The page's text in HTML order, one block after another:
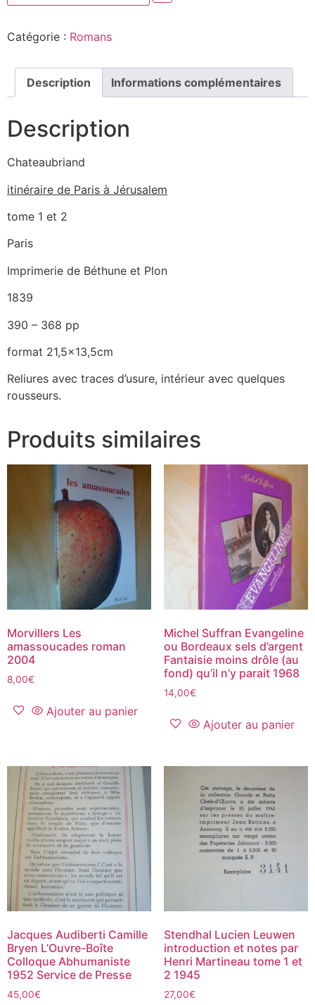
Catégorie : Romans
Description Informations complémentaires
Description
Chateaubriand
itinéraire de Paris à Jérusalem
tome 1 et 2
Paris
Imprimerie de Béthune et Plon
1839
390 – 368 pp
format 21,5×13,5cm
Reliures avec traces d’usure, intérieur avec quelques
rousseurs.
Produits similaires
Morvillers Les
amassoucades roman
2004
8,00€
Ajouter au panier
Michel Suffran ‎Evangeline
ou Bordeaux sels d’argent
Fantaisie moins drôle (au
fond) qu’il n’y parait 1968‎
14,00€
Ajouter au panier
Jacques Audiberti Camille
Bryen L’Ouvre-Boîte
Colloque Abhumaniste
1952 Service de Presse
45,00€
Stendhal Lucien Leuwen
introduction et notes par
Henri Martineau tome 1 et
2 1945
27,00€